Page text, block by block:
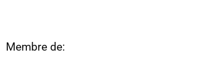
Membre de: